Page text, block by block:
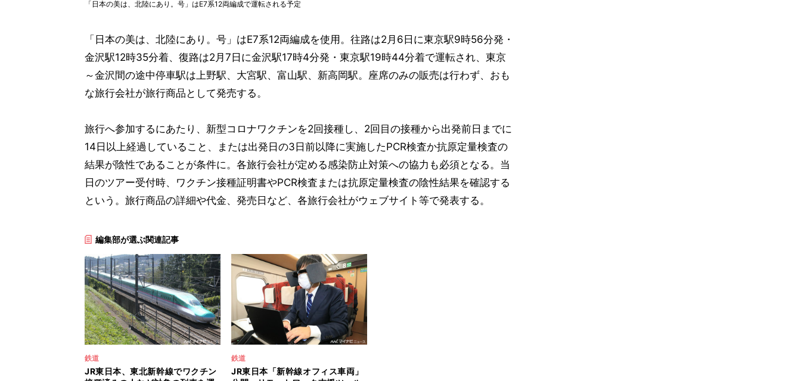
「日本の美は、北陸にあり。号」はE7系12両編成で運転される予定
「日本の美は、北陸にあり。号」はE7系12両編成を使用。往路は2月6日に東京駅9時56分発・
金沢駅12時35分着、復路は2月7日に金沢駅17時4分発・東京駅19時44分着で運転され、東京
～金沢間の途中停車駅は上野駅、大宮駅、富山駅、新高岡駅。座席のみの販売は行わず、おも
な旅行会社が旅行商品として発売する。
旅行へ参加するにあたり、新型コロナワクチンを2回接種し、2回目の接種から出発前日までに
14日以上経過していること、または出発日の3日前以降に実施したPCR検査か抗原定量検査の
結果が陰性であることが条件に。各旅行会社が定める感染防止対策への協力も必須となる。当
日のツアー受付時、ワクチン接種証明書やPCR検査または抗原定量検査の陰性結果を確認する
という。旅行商品の詳細や代金、発売日など、各旅行会社がウェブサイト等で発表する。
編集部が選ぶ関連記事
鉄道
JR東日本、東北新幹線でワクチン
鉄道
JR東日本「新幹線オフィス車両」